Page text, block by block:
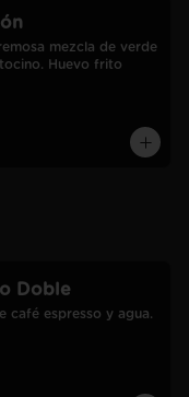
mezcla de verde
Huevo frito
Doble
café espresso y agua.